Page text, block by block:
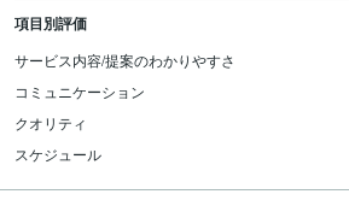
項目別評価
サービス内容/提案のわかりやすさ
コミュニケーション
クオリティ
スケジュール